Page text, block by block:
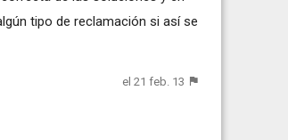
tipo de reclamación si así se
el 21 feb. 13